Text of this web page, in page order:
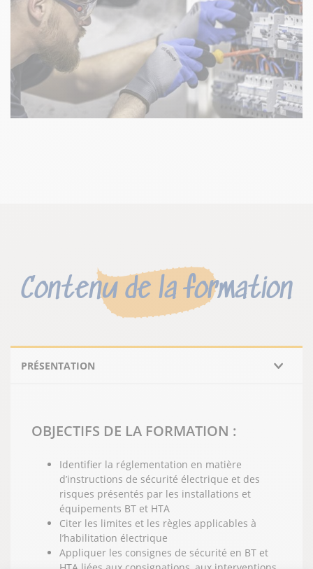
Contenu de la formation
PRÉSENTATION
OBJECTIFS DE LA FORMATION :
Identifier la réglementation en matière
d’instructions de sécurité électrique et des
risques présentés par les installations et
équipements BT et HTA
Citer les limites et les règles applicables à
l’habilitation électrique
Appliquer les consignes de sécurité en BT et